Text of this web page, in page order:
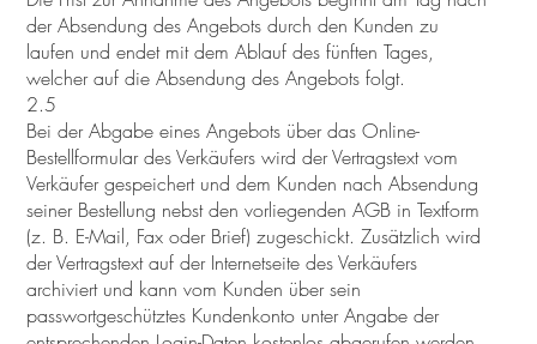
der Absendung des Angebots durch den Kunden zu
laufen und endet mit dem Ablauf des fünften Tages,
welcher auf die Absendung des Angebots folgt.
2.5
Bei der Abgabe eines Angebots über das Online-
Bestellformular des Verkäufers wird der Vertragstext vom
Verkäufer gespeichert und dem Kunden nach Absendung
seiner Bestellung nebst den vorliegenden AGB in Textform
(z. B. E-Mail, Fax oder Brief) zugeschickt. Zusätzlich wird
der Vertragstext auf der Internetseite des Verkäufers
archiviert und kann vom Kunden über sein
passwortgeschütztes Kundenkonto unter Angabe der